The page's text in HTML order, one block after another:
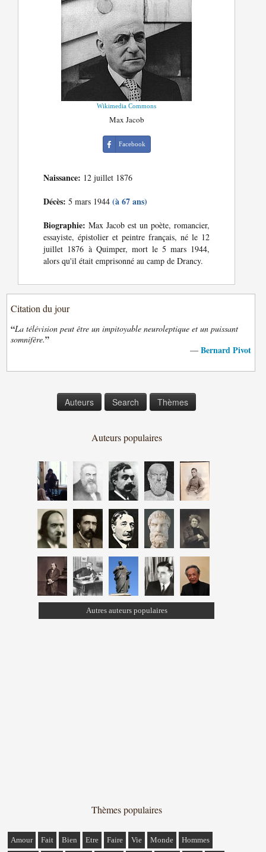
Wikimedia Commons
Max Jacob
Facebook
Naissance: 12 juillet 1876
Décès: 5 mars 1944(à 67 ans)
Biographie: Max Jacob est un poète, romancier,
essayiste, épistolier et peintre français, né le 12
juillet 1876 à Quimper, mort le 5 mars 1944,
alors qu'il était emprisonné au camp de Drancy.
Citation du jour
“La télévision peut être un impitoyable neuroleptique et un puissant
somnifère.”
— Bernard Pivot
Auteurs Search Thèmes
Auteurs populaires
Autres auteurs populaires
Thèmes populaires
Amour Fait Bien Etre Faire Vie Monde Hommes